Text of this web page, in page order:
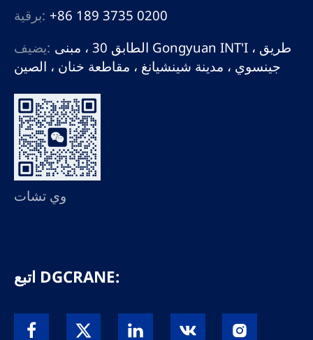
برقية: +86 189 3735 0200
يضيف: الطابق 30 ، مبنى Gongyuan INT'I ، طريق
جينسوي ، مدينة شينشيانغ ، مقاطعة خنان ، الصين
وي تشات
اتبع DGCRANE: